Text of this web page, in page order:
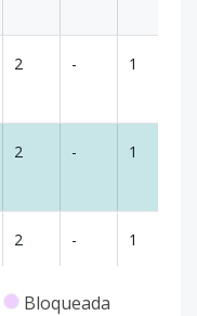
2 - 1
2 - 1
2 - 1
Bloqueada